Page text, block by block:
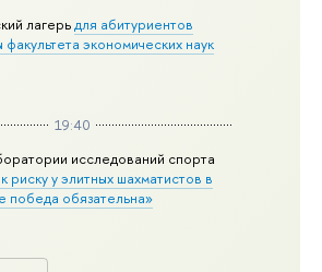
лагерьдля абитуриентов
факультета экономических наук
19:40
исследований спорта
у элитных шахматистов в
победа обязательна»